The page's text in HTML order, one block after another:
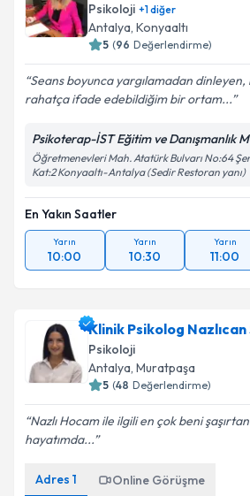
Psikoloji +1diğer
Antalya, Konyaaltı
5 (96 Değerlendirme)
Seans boyunca yargılamadan dinleyen,
rahatça ifade edebildiğim bir ortam...
Psikoterap-İST Eğitim ve Danışmanlık
Öğretmenevleri Mah. Atatürk Bulvarı No:64
Kat:2 Konyaaltı-Antalya (Sedir Restoran yanı)
En Yakın Saatler
Yarın
10:00
Yarın
10:30
Yarın
11:00
Klinik Psikolog
Psikoloji
Antalya, Muratpaşa
5 (48 Değerlendirme)
Nazlı Hocam ile ilgili en çok beni
hayatımda...
Adres 1 Online Görüşme